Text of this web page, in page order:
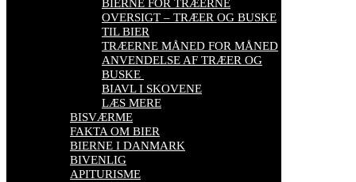
BIERNE FOR TRÆERNE
OVERSIGT – TRÆER OG BUSKE
TIL BIER
TRÆERNE MÅNED FOR MÅNED
ANVENDELSE AF TRÆER OG
BUSKE
BIAVL I SKOVENE
LÆS MERE
BISVÆRME
FAKTA OM BIER
BIERNE I DANMARK
BIVENLIG
APITURISME